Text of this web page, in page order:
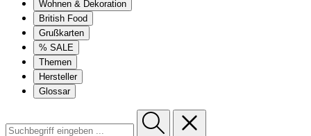
Wohnen & Dekoration
British Food
Grußkarten
% SALE
Themen
Hersteller
Glossar